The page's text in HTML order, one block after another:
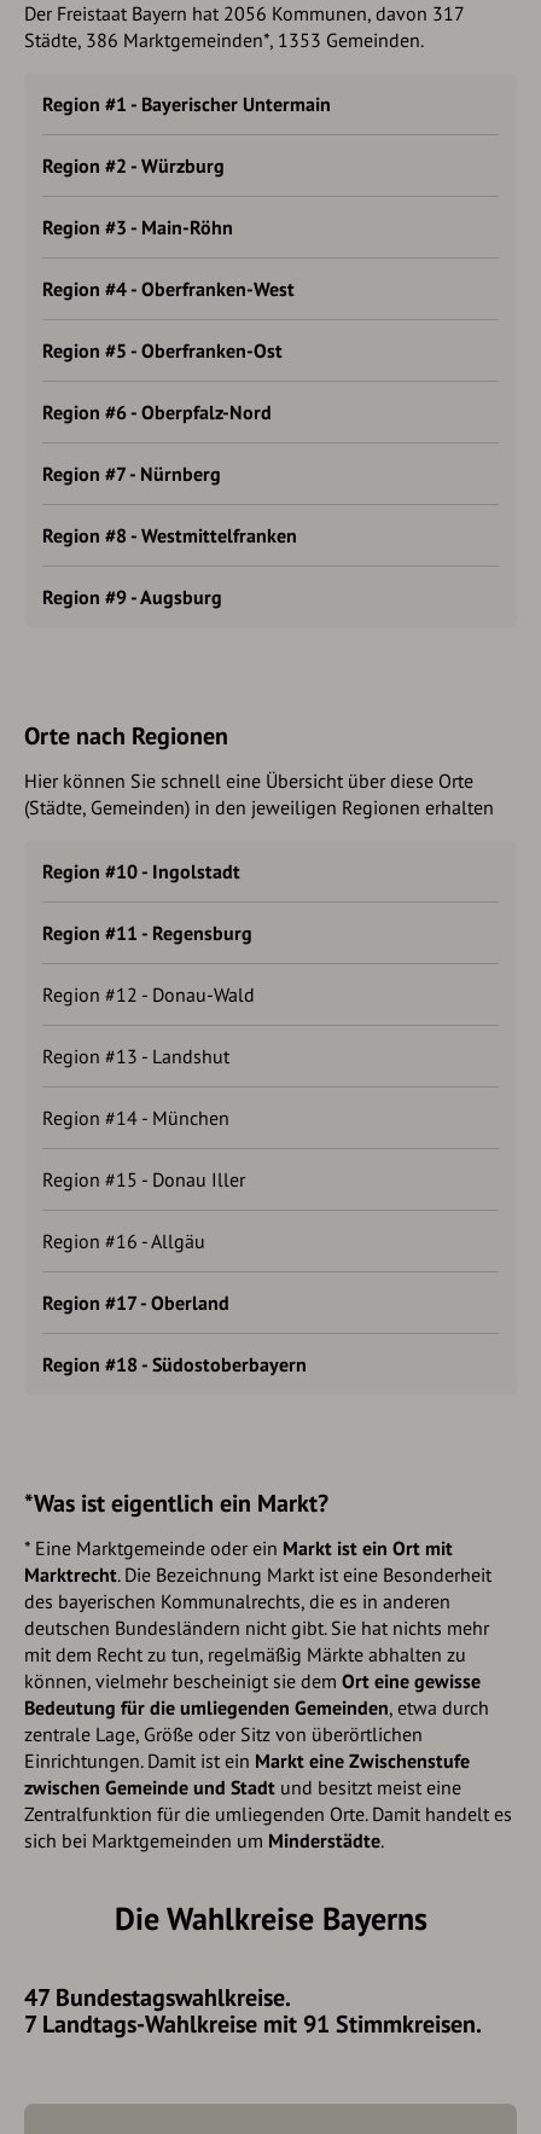
Der Freistaat Bayern hat 2056 Kommunen, davon 317
Städte, 386 Marktgemeinden*, 1353 Gemeinden.
Region #1 - Bayerischer Untermain
Region #2 - Würzburg
Region #3 - Main-Röhn
Region #4 - Oberfranken-West
Region #5 - Oberfranken-Ost
Region #6 - Oberpfalz-Nord
Region #7 - Nürnberg
Region #8 - Westmittelfranken
Region #9 - Augsburg
Orte nach Regionen
Hier können Sie schnell eine Übersicht über diese Orte
(Städte, Gemeinden) in den jeweiligen Regionen erhalten
Region #10 - Ingolstadt
Region #11 - Regensburg
Region #12 - Donau-Wald
Region #13 - Landshut
Region #14 - München
Region #15 - Donau Iller
Region #16 - Allgäu
Region #17 - Oberland
Region #18 - Südostoberbayern
*Was ist eigentlich ein Markt?
* Eine Marktgemeinde oder ein Markt ist ein Ort mit
Marktrecht. Die Bezeichnung Markt ist eine Besonderheit
des bayerischen Kommunalrechts, die es in anderen
deutschen Bundesländern nicht gibt. Sie hat nichts mehr
mit dem Recht zu tun, regelmäßig Märkte abhalten zu
können, vielmehr bescheinigt sie dem Ort eine gewisse
Bedeutung für die umliegenden Gemeinden, etwa durch
zentrale Lage, Größe oder Sitz von überörtlichen
Einrichtungen. Damit ist ein Markt eine Zwischenstufe
zwischen Gemeinde und Stadt und besitzt meist eine
Zentralfunktion für die umliegenden Orte. Damit handelt es
sich bei Marktgemeinden um Minderstädte.
Die Wahlkreise Bayerns
47 Bundestagswahlkreise.
7 Landtags-Wahlkreise mit 91 Stimmkreisen.